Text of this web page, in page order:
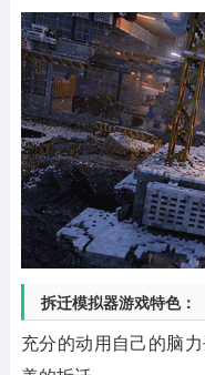
拆迁模拟器游戏特色：
充分的动用自己的脑